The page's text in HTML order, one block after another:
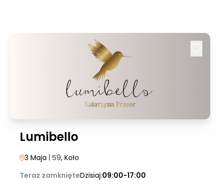
Lumibello
3 Maja | 59, Koło
Teraz zamknięteDzisiaj:09:00-17:00